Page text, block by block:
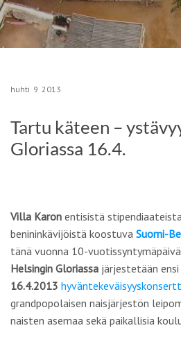
huhti 9 2013
Tartu käteen –
Gloriassa 16.4.
Villa Karon entisistä
benininkävijöistä koostuva Suomi-
tänä vuonna 10-
Helsingin Gloriassa järjestetään ensi
16.4.2013
grandpopolaisen naisjärjestön
naisten asemaa sekä paikallisia